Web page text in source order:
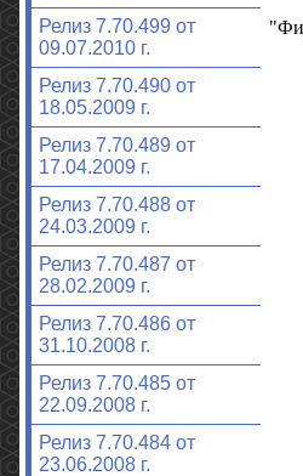
Релиз 7.70.499 от
09.07.2010 г.
Релиз 7.70.490 от
18.05.2009 г.
Релиз 7.70.489 от
17.04.2009 г.
Релиз 7.70.488 от
24.03.2009 г.
Релиз 7.70.487 от
28.02.2009 г.
Релиз 7.70.486 от
31.10.2008 г.
Релиз 7.70.485 от
22.09.2008 г.
Релиз 7.70.484 от
23.06.2008 г.